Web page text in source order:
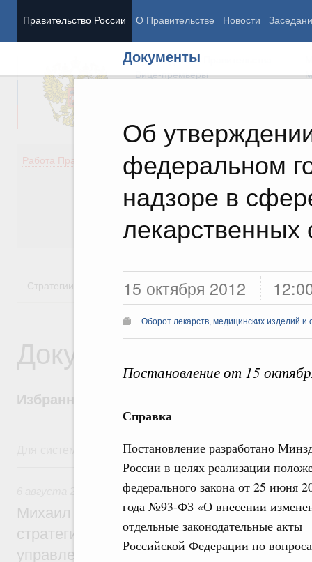
Правительство России О Правительстве Новости
Документы
Об
федеральном
надзоре в
лекарственных
15 октября 2012
Оборот лекарств, медицинских изделий и
Постановление от 15
Справка
Постановление разработано
России в целях реализации
федерального закона от 25 июня
года №93-ФЗ «О внесении
отдельные законодательные акты
Российской Федерации по
Председатель Правительства
Вице-премьеры
Работа Правительства
Демография
Здоровье
Культура
Государство
Стратегии Государственные программы
Документы
Избранные документы со справками к
Для системного поиска перейдите в раздел "Поиск по
6 августа, четверг
Технологическое развитие. Инновации
Михаил Мишустин дал поручения по
стратегической сессии о
управления научно-технологическим